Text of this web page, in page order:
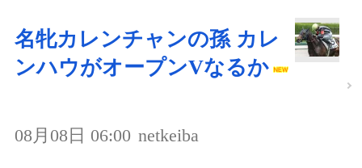
名牝カレンチャンの孫 カレ
ンハウがオープンVなるか
08月08日 06:00 netkeiba